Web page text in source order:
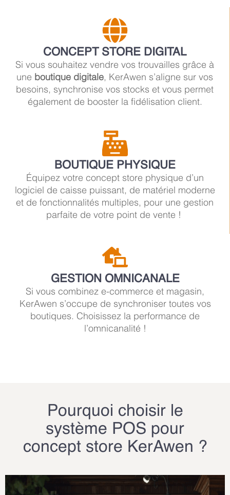
CONCEPT STORE DIGITAL
Si vous souhaitez vendre vos trouvailles grâce à
une boutique digitale, KerAwen s’aligne sur vos
besoins, synchronise vos stocks et vous permet
également de booster la fidélisation client.
BOUTIQUE PHYSIQUE
Équipez votre concept store physique d’un
logiciel de caisse puissant, de matériel moderne
et de fonctionnalités multiples, pour une gestion
parfaite de votre point de vente !
GESTION OMNICANALE
Si vous combinez e-commerce et magasin,
KerAwen s’occupe de synchroniser toutes vos
boutiques. Choisissez la performance de
l’omnicanalité !
Pourquoi choisir le
système POS pour
concept store KerAwen ?